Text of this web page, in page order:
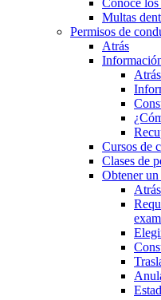
Conoce
Multas
Permisos de
Atrás
Atrás
Cursos de
Clases de
Obtener
Atrás